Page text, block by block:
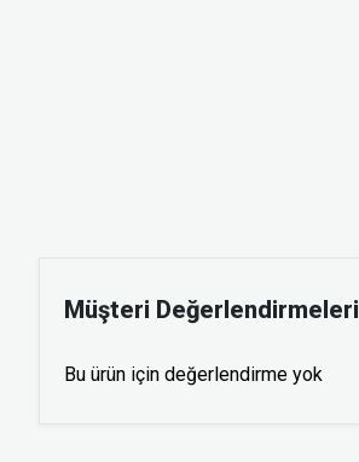
Müşteri Değerlendirmeleri
Bu ürün için değerlendirme yok